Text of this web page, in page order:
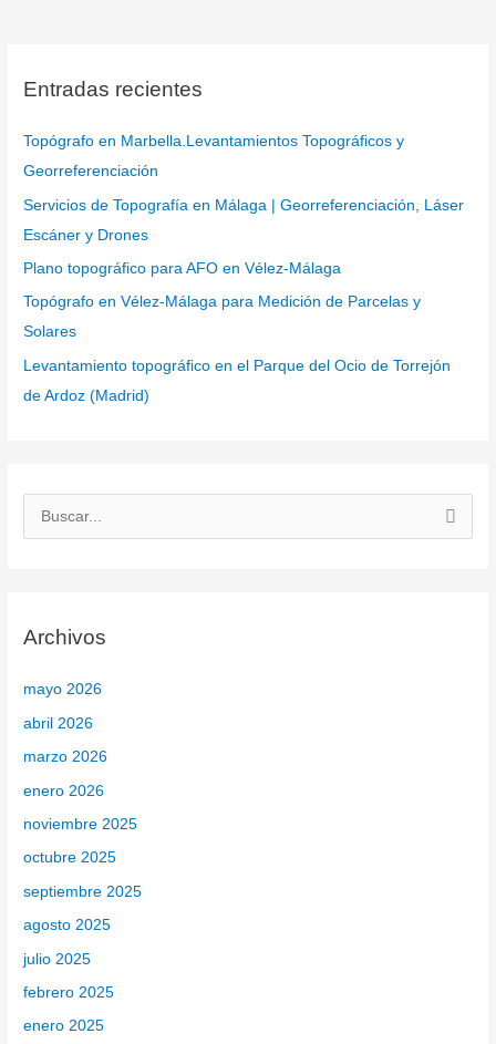
Entradas recientes
Topógrafo en Marbella.Levantamientos Topográficos y
Georreferenciación
Servicios de Topografía en Málaga | Georreferenciación, Láser
Escáner y Drones
Plano topográfico para AFO en Vélez-Málaga
Topógrafo en Vélez-Málaga para Medición de Parcelas y
Solares
Levantamiento topográfico en el Parque del Ocio de Torrejón
de Ardoz (Madrid)
a
o
r
:
Archivos
mayo 2026
abril 2026
marzo 2026
enero 2026
noviembre 2025
octubre 2025
septiembre 2025
agosto 2025
julio 2025
febrero 2025
enero 2025